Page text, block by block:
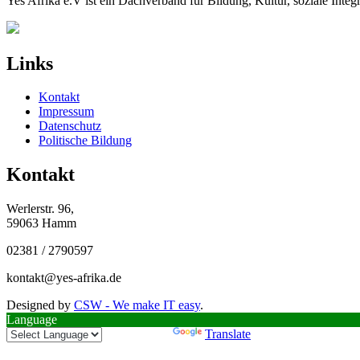
Links
Kontakt
Impressum
Datenschutz
Politische Bildung
Kontakt
Werlerstr. 96,
59063 Hamm
02381 / 2790597
kontakt@yes-afrika.de
Designed by CSW - We make IT easy.
Language
Translate